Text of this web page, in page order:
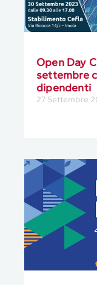
Open Day
settembre
dipendenti
27 Settembre